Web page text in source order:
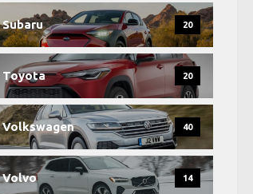
Subaru 20
Toyota 20
Volkswagen 40
Volvo 14